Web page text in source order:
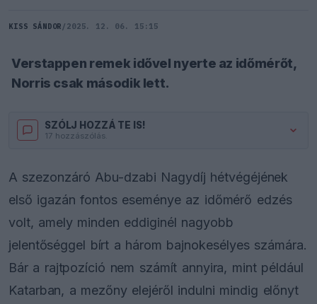
KISS SÁNDOR / 2025. 12. 06. 15:15
Verstappen remek idővel nyerte az időmérőt,
Norris csak második lett.
SZÓLJ HOZZÁ TE IS!
17 hozzászólás.
A szezonzáró Abu-dzabi Nagydíj hétvégéjének
első igazán fontos eseménye az időmérő edzés
volt, amely minden eddiginél nagyobb
jelentőséggel bírt a három bajnokesélyes számára.
Bár a rajtpozíció nem számít annyira, mint például
Katarban, a mezőny elejéről indulni mindig előnyt